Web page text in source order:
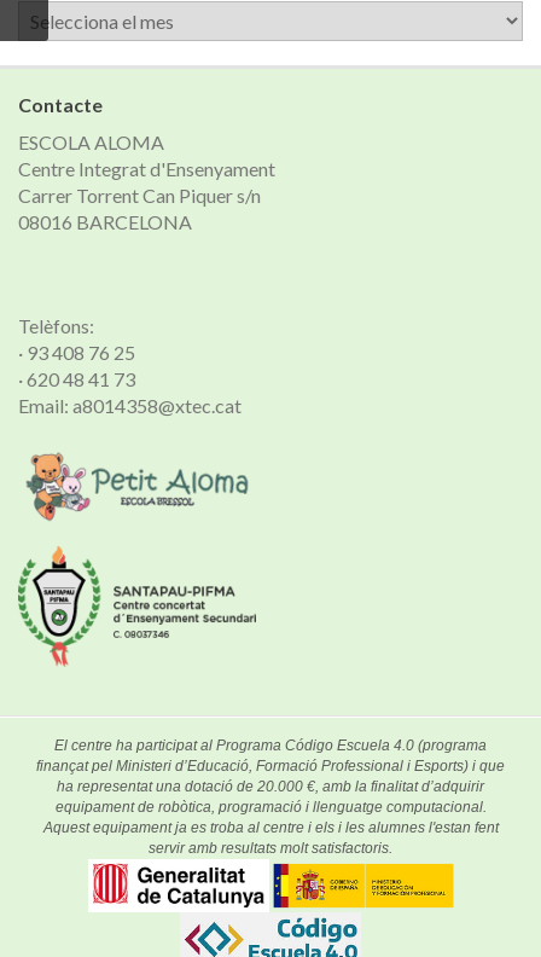
Arxiu
de
notícies
Contacte
ESCOLA ALOMA
Centre Integrat d'Ensenyament
Carrer Torrent Can Piquer s/n
08016 BARCELONA
Telèfons:
· 93 408 76 25
· 620 48 41 73
Email: a8014358@xtec.cat
El centre ha participat al Programa Código Escuela 4.0 (programa
finançat pel Ministeri d’Educació, Formació Professional i Esports) i que
ha representat una dotació de 20.000 €, amb la finalitat d’adquirir
equipament de robòtica, programació i llenguatge computacional.
Aquest equipament ja es troba al centre i els i les alumnes l'estan fent
servir amb resultats molt satisfactoris.